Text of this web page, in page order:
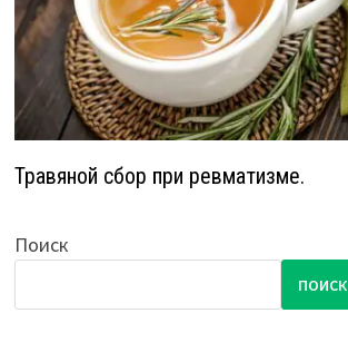
Травяной сбор при ревматизме.
Поиск
ПОИСК